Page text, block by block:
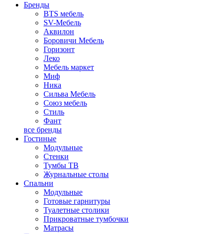
Бренды
BTS мебель
SV-Мебель
Аквилон
Боровичи Мебель
Горизонт
Леко
Мебель маркет
Миф
Ника
Сильва Мебель
Союз мебель
Стиль
Фант
все бренды
Гостиные
Модульные
Стенки
Тумбы ТВ
Журнальные столы
Спальни
Модульные
Готовые гарнитуры
Туалетные столики
Прикроватные тумбочки
Матрасы